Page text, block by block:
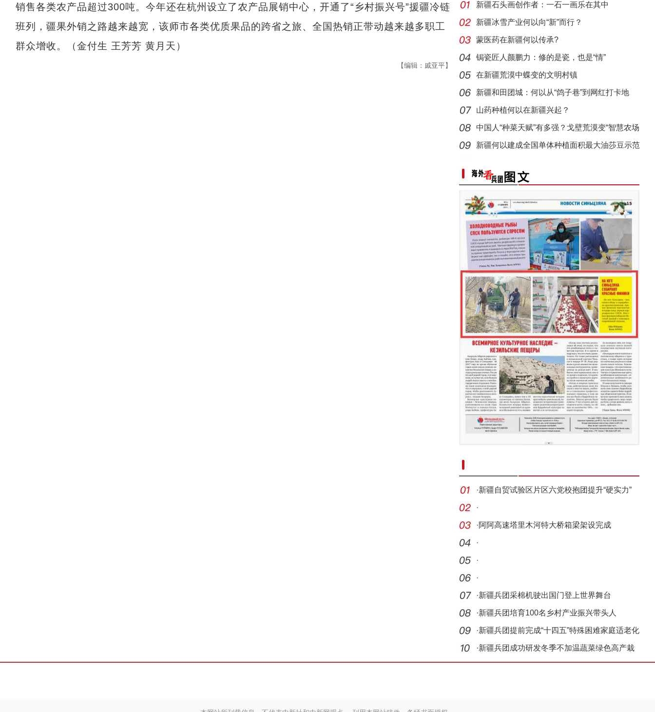
销售各类农产品超过300吨。今年还在杭州设立了农产品展销中心，开通了“乡村振兴号”援疆冷链
班列，疆果外销之路越来越宽，该师市各类优质果品的跨省之旅、全国热销正带动越来越多职工
群众增收。（金付生 王芳芳 黄月天）
【编辑：戚亚平】
侨乡故事 | 新疆吐鲁番烘焙师“复刻”1400年
侨乡故事 | 创业者青年古丽菲亚·库尔班：让
新疆石头画创作者：一石一画乐在其中
新疆冰雪产业何以向“新”而行？
蒙医药在新疆何以传承?
锔瓷匠人颜鹏力：修的是瓷，也是“情”
在新疆荒漠中蝶变的文明村镇
新疆和田团城：何以从“鸽子巷”到网红打卡地
山药种植何以在新疆兴起？
中国人“种菜天赋”有多强？戈壁荒漠变“智慧农场
新疆何以建成全国单体种植面积最大油莎豆示范
·新疆自贸试验区片区六党校抱团提升“硬实力”
·
·阿阿高速塔里木河特大桥箱梁架设完成
·
·
·
·新疆兵团采棉机驶出国门登上世界舞台
·新疆兵团培育100名乡村产业振兴带头人
·新疆兵团提前完成“十四五”特殊困难家庭适老化
改
·新疆兵团成功研发冬季不加温蔬菜绿色高产栽
培技术